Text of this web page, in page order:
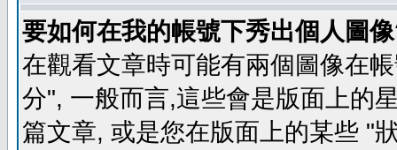
要如何在我的帳號下秀出個人圖
在觀看文章時可能有兩個圖像在
分", 一般而言,這些會是版面上的
篇文章, 或是您在版面上的某些 "